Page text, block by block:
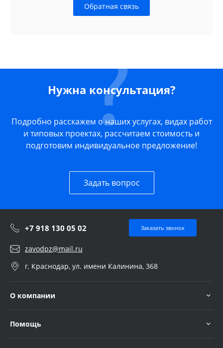
Обратная связь
Нужна консультация?
Подробно расскажем о наших услугах, видах работ
и типовых проектах, рассчитаем стоимость и
подготовим индивидуальное предложение!
Задать вопрос
+7 918 130 05 02 Заказать звонок
zavodpz@mail.ru
г. Краснодар, ул. имени Калинина, 368
О компании
Помощь